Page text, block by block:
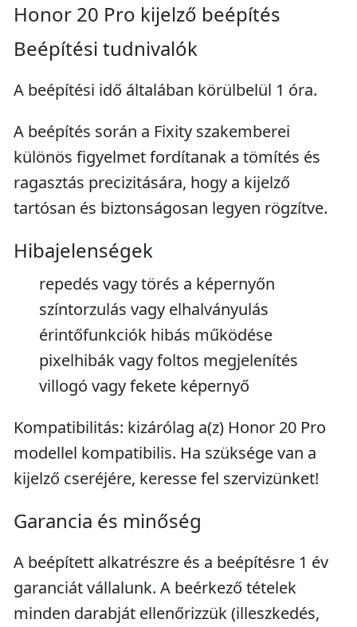
Honor 20 Pro kijelző beépítés
Beépítési tudnivalók
A beépítési idő általában körülbelül 1 óra.
A beépítés során a Fixity szakemberei
különös figyelmet fordítanak a tömítés és
ragasztás precizitására, hogy a kijelző
tartósan és biztonságosan legyen rögzítve.
Hibajelenségek
repedés vagy törés a képernyőn
színtorzulás vagy elhalványulás
érintőfunkciók hibás működése
pixelhibák vagy foltos megjelenítés
villogó vagy fekete képernyő
Kompatibilitás: kizárólag a(z) Honor 20 Pro
modellel kompatibilis. Ha szüksége van a
kijelző cseréjére, keresse fel szervizünket!
Garancia és minőség
A beépített alkatrészre és a beépítésre 1 év
garanciát vállalunk. A beérkező tételek
minden darabját ellenőrizzük (illeszkedés,